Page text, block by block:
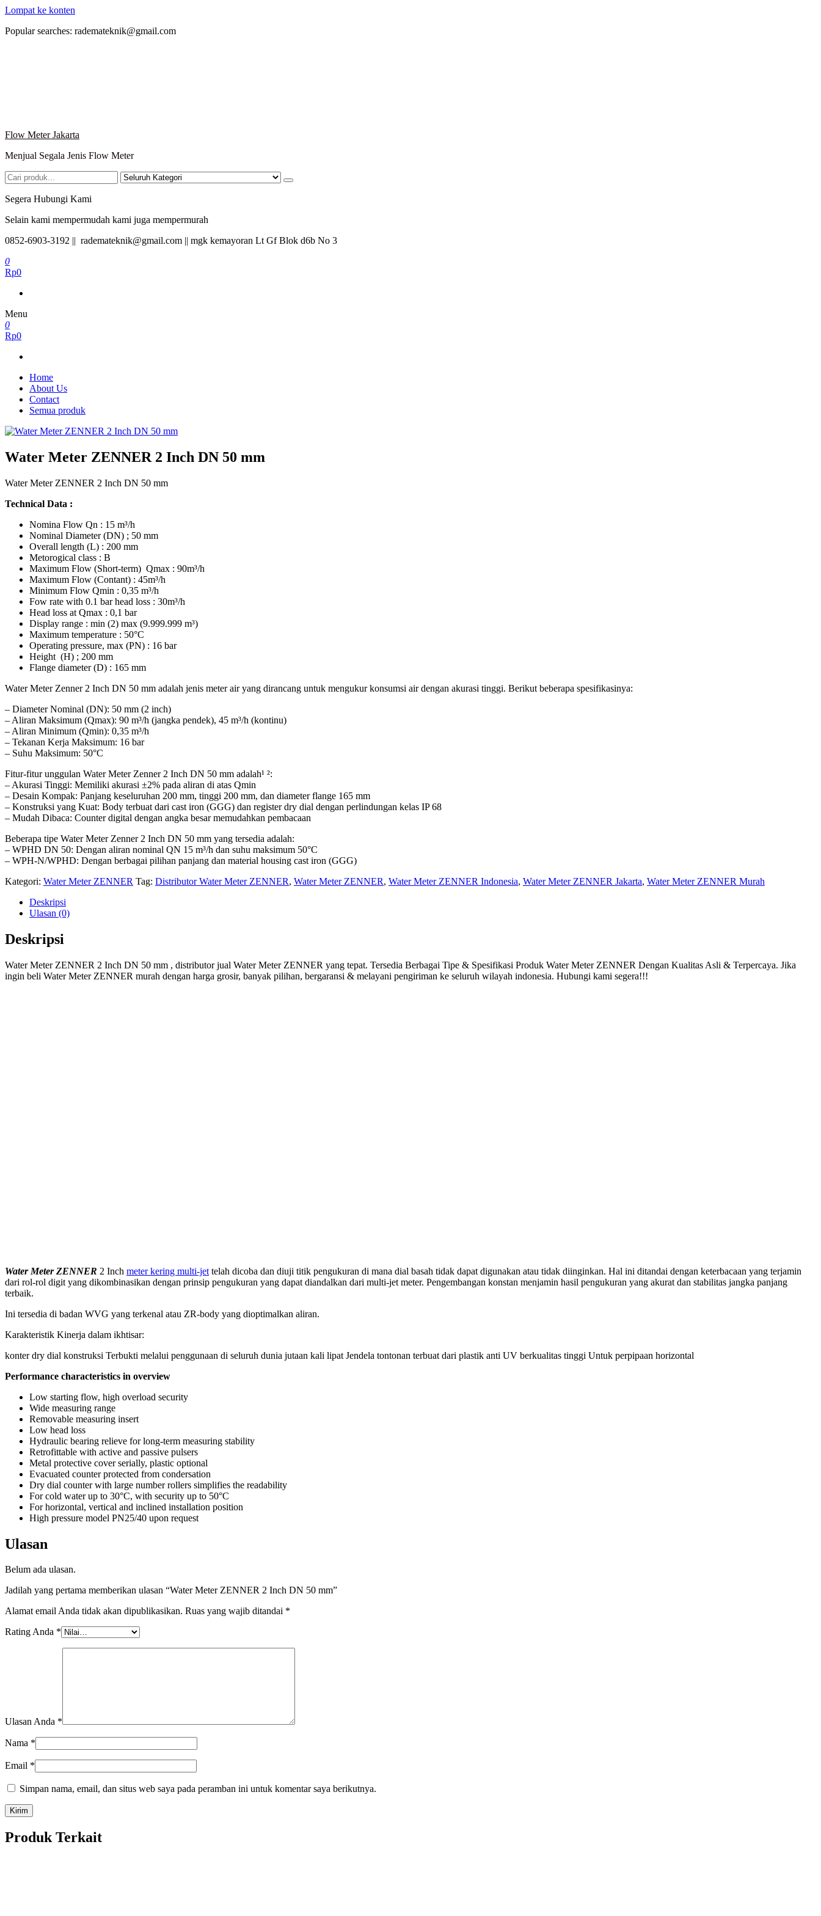
Lompat ke konten
Popular searches: rademateknik@gmail.com
Flow Meter Jakarta
Menjual Segala Jenis Flow Meter
Segera Hubungi Kami
Selain kami mempermudah kami juga mempermurah
0852-6903-3192 || rademateknik@gmail.com || mgk kemayoran Lt Gf Blok d6b No 3
0
Rp0
Menu
0
Rp0
Home
About Us
Contact
Semua produk
Water Meter ZENNER 2 Inch DN 50 mm
Water Meter ZENNER 2 Inch DN 50 mm
Technical Data :
Nomina Flow Qn : 15 m³/h
Nominal Diameter (DN) ; 50 mm
Overall length (L) : 200 mm
Metorogical class : B
Maximum Flow (Short-term) Qmax : 90m³/h
Maximum Flow (Contant) : 45m³/h
Minimum Flow Qmin : 0,35 m³/h
Fow rate with 0.1 bar head loss : 30m³/h
Head loss at Qmax : 0,1 bar
Display range : min (2) max (9.999.999 m³)
Maximum temperature : 50°C
Operating pressure, max (PN) : 16 bar
Height (H) ; 200 mm
Flange diameter (D) : 165 mm
Water Meter Zenner 2 Inch DN 50 mm adalah jenis meter air yang dirancang untuk mengukur konsumsi air dengan akurasi tinggi. Berikut beberapa spesifikasinya:
– Diameter Nominal (DN): 50 mm (2 inch)
– Aliran Maksimum (Qmax): 90 m³/h (jangka pendek), 45 m³/h (kontinu)
– Aliran Minimum (Qmin): 0,35 m³/h
– Tekanan Kerja Maksimum: 16 bar
– Suhu Maksimum: 50°C
Fitur-fitur unggulan Water Meter Zenner 2 Inch DN 50 mm adalah¹ ²:
– Akurasi Tinggi: Memiliki akurasi ±2% pada aliran di atas Qmin
– Desain Kompak: Panjang keseluruhan 200 mm, tinggi 200 mm, dan diameter flange 165 mm
– Konstruksi yang Kuat: Body terbuat dari cast iron (GGG) dan register dry dial dengan perlindungan kelas IP 68
– Mudah Dibaca: Counter digital dengan angka besar memudahkan pembacaan
Beberapa tipe Water Meter Zenner 2 Inch DN 50 mm yang tersedia adalah:
– WPHD DN 50: Dengan aliran nominal QN 15 m³/h dan suhu maksimum 50°C
– WPH-N/WPHD: Dengan berbagai pilihan panjang dan material housing cast iron (GGG)
Kategori: Water Meter ZENNER Tag: Distributor Water Meter ZENNER, Water Meter ZENNER, Water Meter ZENNER Indonesia, Water Meter ZENNER Jakarta, Water Meter ZENNER Murah
Deskripsi
Ulasan (0)
Deskripsi
Water Meter ZENNER 2 Inch DN 50 mm , distributor jual Water Meter ZENNER yang tepat. Tersedia Berbagai Tipe & Spesifikasi Produk Water Meter ZENNER Dengan Kualitas Asli & Terpercaya. Jika
ingin beli Water Meter ZENNER murah dengan harga grosir, banyak pilihan, bergaransi & melayani pengiriman ke seluruh wilayah indonesia. Hubungi kami segera!!!
Water Meter ZENNER 2 Inch meter kering multi-jet telah dicoba dan diuji titik pengukuran di mana dial basah tidak dapat digunakan atau tidak diinginkan. Hal ini ditandai dengan keterbacaan yang terjamin
dari rol-rol digit yang dikombinasikan dengan prinsip pengukuran yang dapat diandalkan dari multi-jet meter. Pengembangan konstan menjamin hasil pengukuran yang akurat dan stabilitas jangka panjang
terbaik.
Ini tersedia di badan WVG yang terkenal atau ZR-body yang dioptimalkan aliran.
Karakteristik Kinerja dalam ikhtisar:
konter dry dial konstruksi Terbukti melalui penggunaan di seluruh dunia jutaan kali lipat Jendela tontonan terbuat dari plastik anti UV berkualitas tinggi Untuk perpipaan horizontal
Performance characteristics in overview
Low starting flow, high overload security
Wide measuring range
Removable measuring insert
Low head loss
Hydraulic bearing relieve for long-term measuring stability
Retrofittable with active and passive pulsers
Metal protective cover serially, plastic optional
Evacuated counter protected from condersation
Dry dial counter with large number rollers simplifies the readability
For cold water up to 30°C, with security up to 50°C
For horizontal, vertical and inclined installation position
High pressure model PN25/40 upon request
Ulasan
Belum ada ulasan.
Jadilah yang pertama memberikan ulasan “Water Meter ZENNER 2 Inch DN 50 mm”
Alamat email Anda tidak akan dipublikasikan. Ruas yang wajib ditandai *
Rating Anda *
Ulasan Anda *
Nama *
Email *
Simpan nama, email, dan situs web saya pada peramban ini untuk komentar saya berikutnya.
Produk Terkait